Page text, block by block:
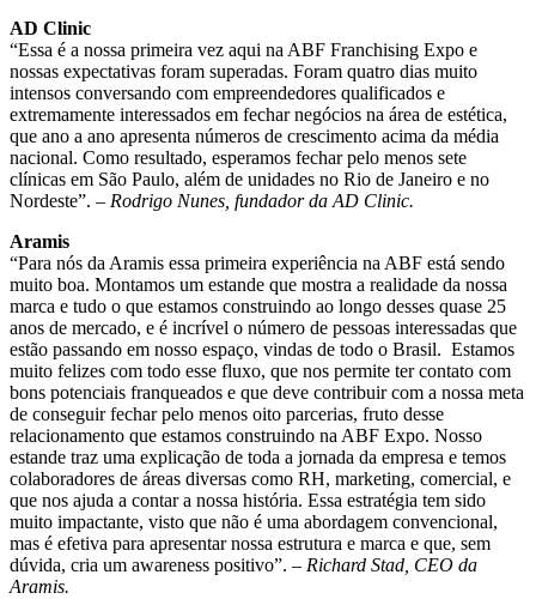
AD Clinic
“Essa é a nossa primeira vez aqui na ABF Franchising Expo e
nossas expectativas foram superadas. Foram quatro dias muito
intensos conversando com empreendedores qualificados e
extremamente interessados em fechar negócios na área de estética,
que ano a ano apresenta números de crescimento acima da média
nacional. Como resultado, esperamos fechar pelo menos sete
clínicas em São Paulo, além de unidades no Rio de Janeiro e no
Nordeste”. – Rodrigo Nunes, fundador da AD Clinic.
Aramis
“Para nós da Aramis essa primeira experiência na ABF está sendo
muito boa. Montamos um estande que mostra a realidade da nossa
marca e tudo o que estamos construindo ao longo desses quase 25
anos de mercado, e é incrível o número de pessoas interessadas que
estão passando em nosso espaço, vindas de todo o Brasil. Estamos
muito felizes com todo esse fluxo, que nos permite ter contato com
bons potenciais franqueados e que deve contribuir com a nossa meta
de conseguir fechar pelo menos oito parcerias, fruto desse
relacionamento que estamos construindo na ABF Expo. Nosso
estande traz uma explicação de toda a jornada da empresa e temos
colaboradores de áreas diversas como RH, marketing, comercial, e
que nos ajuda a contar a nossa história. Essa estratégia tem sido
muito impactante, visto que não é uma abordagem convencional,
mas é efetiva para apresentar nossa estrutura e marca e que, sem
dúvida, cria um awareness positivo”. – Richard Stad, CEO da
Aramis.